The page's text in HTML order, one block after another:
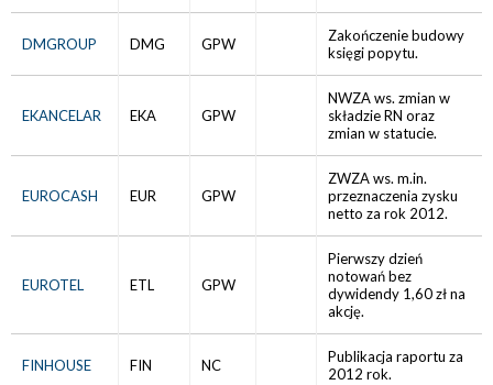
DMGROUP DMG GPW
Zakończenie budowy
księgi popytu.
EKANCELAR EKA GPW
NWZA ws. zmian w
składzie RN oraz
zmian w statucie.
EUROCASH EUR GPW
ZWZA ws. m.in.
przeznaczenia zysku
netto za rok 2012.
EUROTEL ETL GPW
Pierwszy dzień
notowań bez
dywidendy 1,60 zł na
akcję.
FINHOUSE FIN NC
Publikacja raportu za
2012 rok.